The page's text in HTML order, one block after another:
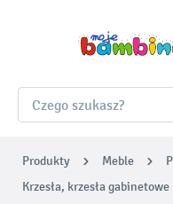
Produkty Meble
Krzesła, krzesła gabinetowe